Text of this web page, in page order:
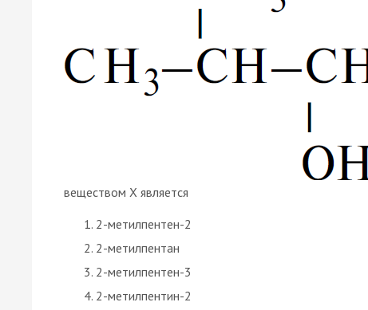
веществом X является
2-метилпентен-2
2-метилпентан
2-метилпентен-3
2-метилпентин-2